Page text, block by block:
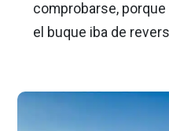
comprobarse,
el buque iba de